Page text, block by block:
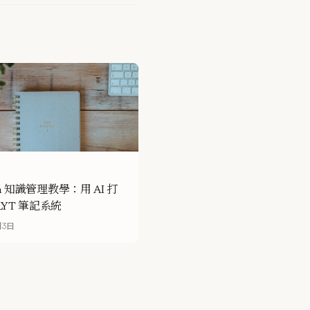
知識管理教學：用 AI 打
筆記系統
日